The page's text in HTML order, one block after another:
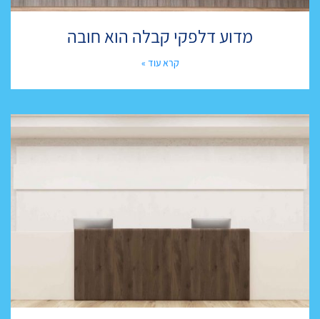
מדוע דלפקי קבלה הוא חובה
קרא עוד »